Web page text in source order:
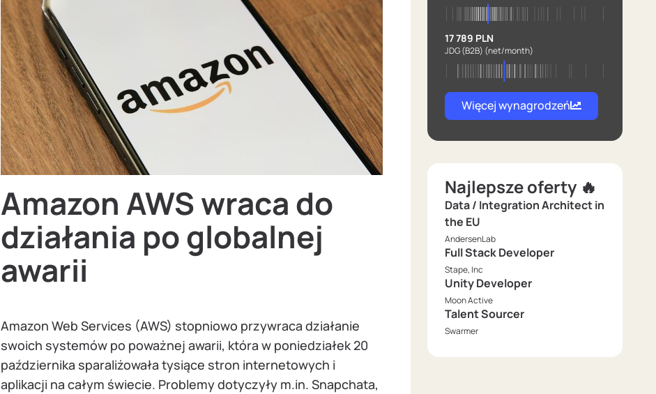
Amazon AWS wraca do
działania po globalnej
awarii
Amazon Web Services (AWS) stopniowo przywraca działanie
swoich systemów po poważnej awarii, która w poniedziałek 20
października sparaliżowała tysiące stron internetowych i
aplikacji na całym świecie. Problemy dotyczyły m.in. Snapchata,
17 789 PLN
JDG (B2B) (net/month)
Więcej wynagrodzeń
Najlepsze oferty 🔥
Data / Integration Architect in
the EU
AndersenLab
Full Stack Developer
Stape, Inc
Unity Developer
Moon Active
Talent Sourcer
Swarmer